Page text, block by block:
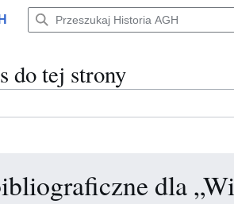
treści
do tej strony
dla